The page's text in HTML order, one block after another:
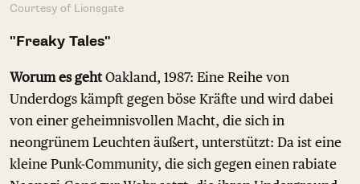
Courtesy of Lionsgate
"Freaky Tales"
Worum es gehtOakland, 1987: Eine Reihe von
Underdogs kämpft gegen böse Kräfte und wird dabei
von einer geheimnisvollen Macht, die sich in
neongrünem Leuchten äußert, unterstützt: Da ist eine
kleine Punk-Community, die sich gegen einen rabiate